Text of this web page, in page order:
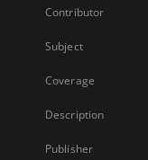
Contributor
Subject
Coverage
Description
Publisher